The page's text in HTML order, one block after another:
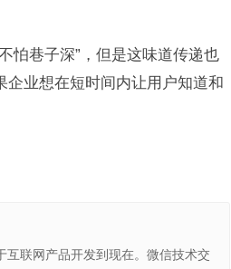
怕巷子深”，但是这味道传递也
企业想在短时间内让用户知道和
联网产品开发到现在。微信技术交